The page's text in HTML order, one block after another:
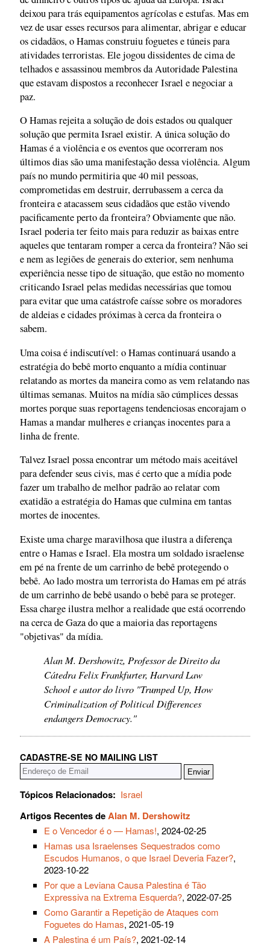
deixou para trás equipamentos agrícolas e estufas. Mas em
vez de usar esses recursos para alimentar, abrigar e educar
os cidadãos, o Hamas construiu foguetes e túneis para
atividades terroristas. Ele jogou dissidentes de cima de
telhados e assassinou membros da Autoridade Palestina
que estavam dispostos a reconhecer Israel e negociar a
paz.
O Hamas rejeita a solução de dois estados ou qualquer
solução que permita Israel existir. A única solução do
Hamas é a violência e os eventos que ocorreram nos
últimos dias são uma manifestação dessa violência. Algum
país no mundo permitiria que 40 mil pessoas,
comprometidas em destruir, derrubassem a cerca da
fronteira e atacassem seus cidadãos que estão vivendo
pacificamente perto da fronteira? Obviamente que não.
Israel poderia ter feito mais para reduzir as baixas entre
aqueles que tentaram romper a cerca da fronteira? Não sei
e nem as legiões de generais do exterior, sem nenhuma
experiência nesse tipo de situação, que estão no momento
criticando Israel pelas medidas necessárias que tomou
para evitar que uma catástrofe caísse sobre os moradores
de aldeias e cidades próximas à cerca da fronteira o
sabem.
Uma coisa é indiscutível: o Hamas continuará usando a
estratégia do bebê morto enquanto a mídia continuar
relatando as mortes da maneira como as vem relatando nas
últimas semanas. Muitos na mídia são cúmplices dessas
mortes porque suas reportagens tendenciosas encorajam o
Hamas a mandar mulheres e crianças inocentes para a
linha de frente.
Talvez Israel possa encontrar um método mais aceitável
para defender seus civis, mas é certo que a mídia pode
fazer um trabalho de melhor padrão ao relatar com
exatidão a estratégia do Hamas que culmina em tantas
mortes de inocentes.
Existe uma charge maravilhosa que ilustra a diferença
entre o Hamas e Israel. Ela mostra um soldado israelense
em pé na frente de um carrinho de bebê protegendo o
bebê. Ao lado mostra um terrorista do Hamas em pé atrás
de um carrinho de bebê usando o bebê para se proteger.
Essa charge ilustra melhor a realidade que está ocorrendo
na cerca de Gaza do que a maioria das reportagens
"objetivas" da mídia.
Alan M. Dershowitz, Professor de Direito da
Cátedra Felix Frankfurter, Harvard Law
School e autor do livro "Trumped Up, How
Criminalization of Political Differences
endangers Democracy."
CADASTRE-SE NO MAILING LIST
Tópicos Relacionados: Israel
Artigos Recentes deAlan M. Dershowitz
E o Vencedor é o — Hamas!, 2024-02-25
Hamas usa Israelenses Sequestrados como
Escudos Humanos, o que Israel Deveria Fazer?,
2023-10-22
Por que a Leviana Causa Palestina é Tão
Expressiva na Extrema Esquerda?, 2022-07-25
Como Garantir a Repetição de Ataques com
Foguetes do Hamas, 2021-05-19
A Palestina é um País?, 2021-02-14